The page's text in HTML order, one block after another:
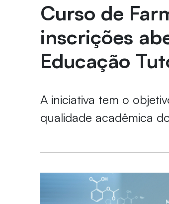
Curso de
inscrições
Educação
A iniciativa tem o
qualidade acadêmica